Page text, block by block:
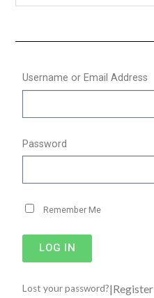
Username or Email Address
Password
Remember Me
LOG IN
Lost your password?|Register